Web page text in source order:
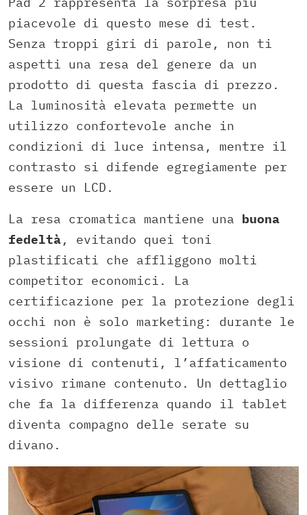
piacevole di questo mese di test.
Senza troppi giri di parole, non ti
aspetti una resa del genere da un
prodotto di questa fascia di prezzo.
La luminosità elevata permette un
utilizzo confortevole anche in
condizioni di luce intensa, mentre il
contrasto si difende egregiamente per
essere un LCD.
La resa cromatica mantiene una buona
fedeltà, evitando quei toni
plastificati che affliggono molti
competitor economici. La
certificazione per la protezione degli
occhi non è solo marketing: durante le
sessioni prolungate di lettura o
visione di contenuti, l’affaticamento
visivo rimane contenuto. Un dettaglio
che fa la differenza quando il tablet
diventa compagno delle serate su
divano.